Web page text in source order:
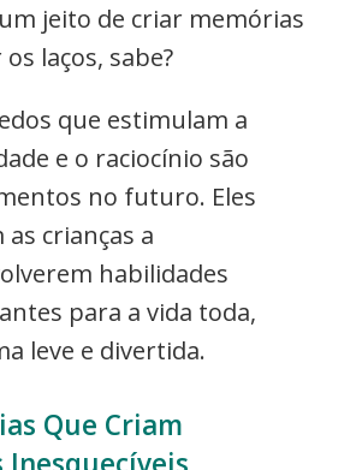
jeito de criar memórias
laços, sabe?
que estimulam a
e o raciocínio são
no futuro. Eles
as crianças a
habilidades
para a vida toda,
leve e divertida.
Que Criam